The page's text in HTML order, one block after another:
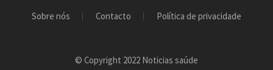
Sobre nós Contacto Política de privacidade
© Copyright 2022 Noticias saúde